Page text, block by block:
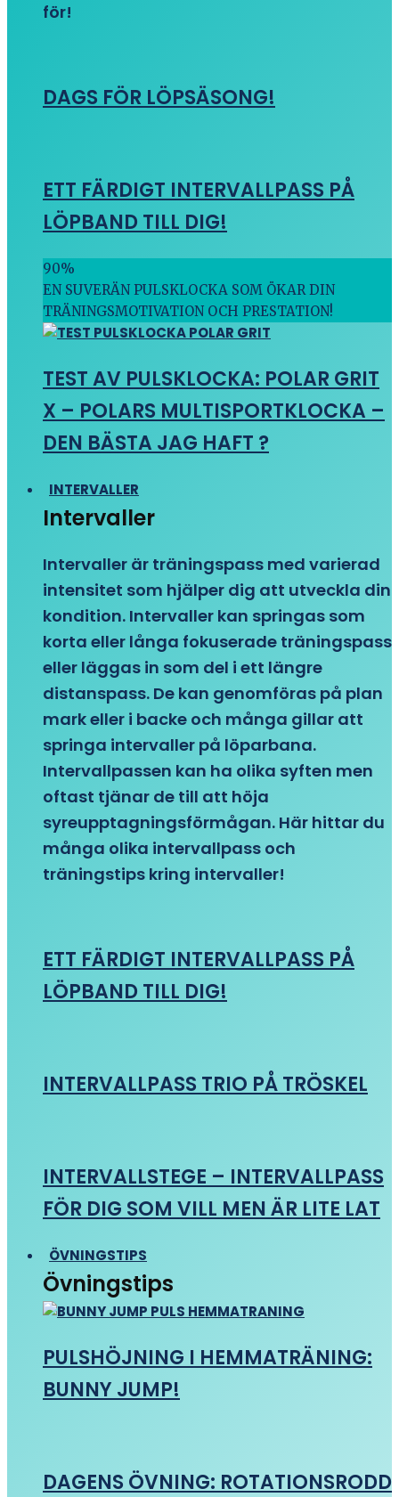
för!
DAGS FÖR LÖPSÄSONG!
ETT FÄRDIGT INTERVALLPASS PÅ
LÖPBAND TILL DIG!
90%
EN SUVERÄN PULSKLOCKA SOM ÖKAR DIN
TRÄNINGSMOTIVATION OCH PRESTATION!
TEST AV PULSKLOCKA: POLAR GRIT
X – POLARS MULTISPORTKLOCKA –
DEN BÄSTA JAG HAFT ?
INTERVALLER
Intervaller
Intervaller är träningspass med varierad
intensitet som hjälper dig att utveckla din
kondition. Intervaller kan springas som
korta eller långa fokuserade träningspass
eller läggas in som del i ett längre
distanspass. De kan genomföras på plan
mark eller i backe och många gillar att
springa intervaller på löparbana.
Intervallpassen kan ha olika syften men
oftast tjänar de till att höja
syreupptagningsförmågan. Här hittar du
många olika intervallpass och
träningstips kring intervaller!
ETT FÄRDIGT INTERVALLPASS PÅ
LÖPBAND TILL DIG!
INTERVALLPASS TRIO PÅ TRÖSKEL
INTERVALLSTEGE – INTERVALLPASS
FÖR DIG SOM VILL MEN ÄR LITE LAT
ÖVNINGSTIPS
Övningstips
PULSHÖJNING I HEMMATRÄNING:
BUNNY JUMP!
DAGENS ÖVNING: ROTATIONSRODD